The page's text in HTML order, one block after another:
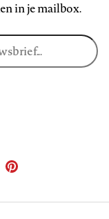
in je mailbox.
ons